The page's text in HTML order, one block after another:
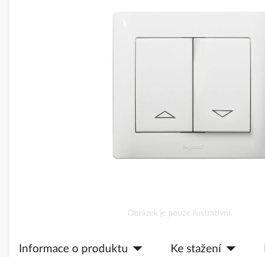
galerie
Obrázek je pouze ilustrativní.
Informace o produktu Ke stažení